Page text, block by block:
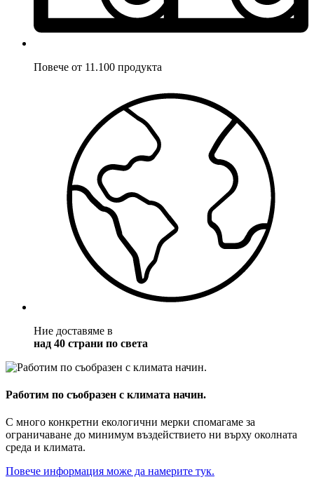
Повече от 11.100 продукта
Ние доставяме в
над 40 страни по света
Работим по съобразен с климата начин.
С много конкретни екологични мерки спомагаме за
ограничаване до минимум въздействието ни върху околната
среда и климата.
Повече информация може да намерите тук.